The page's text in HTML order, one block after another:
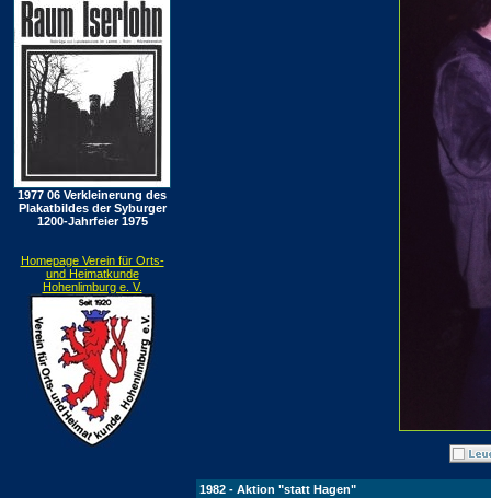
1977 06 Verkleinerung des
Plakatbildes der Syburger
1200-Jahrfeier 1975
Homepage Verein für Orts-
und Heimatkunde
Hohenlimburg e. V.
1982 - Aktion "statt Hagen"